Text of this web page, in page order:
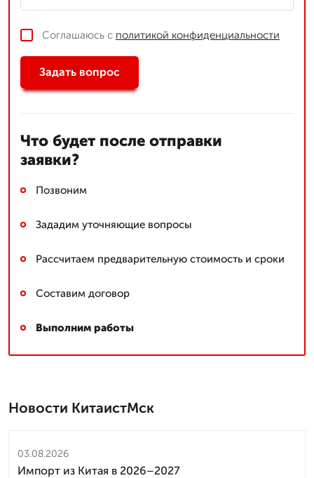
Соглашаюсь с политикой конфиденциальности
Задать вопрос
Что будет после отправки
заявки?
Позвоним
Зададим уточняющие вопросы
Рассчитаем предварительную стоимость и сроки
Составим договор
Выполним работы
Новости КитаистМск
03.08.2026
Импорт из Китая в 2026–2027